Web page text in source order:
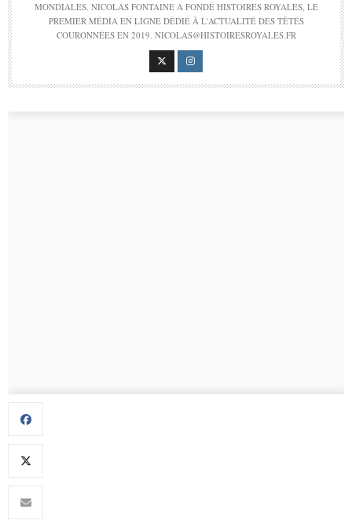
MONDIALES. NICOLAS FONTAINE A FONDÉ HISTOIRES ROYALES, LE
PREMIER MÉDIA EN LIGNE DÉDIÉ À L'ACTUALITÉ DES TÊTES
COURONNÉES EN 2019. NICOLAS@HISTOIRESROYALES.FR